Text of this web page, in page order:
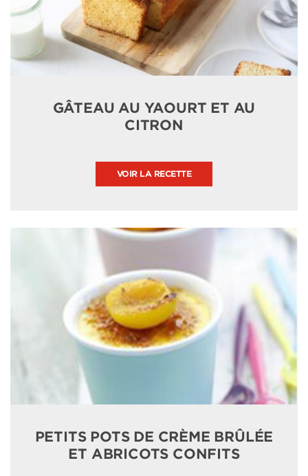
GÂTEAU AU YAOURT ET AU
CITRON
VOIR LA RECETTE
PETITS POTS DE CRÈME BRÛLÉE
ET ABRICOTS CONFITS